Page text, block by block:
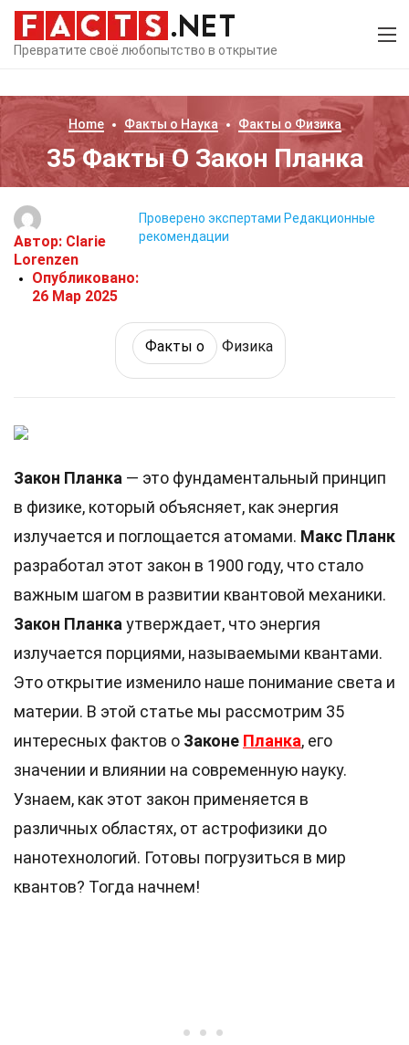
Превратите своё любопытство в открытие
Home Факты о Наука Факты о Физика
35 Факты О Закон Планка
Автор: Clarie
Lorenzen
Опубликовано:
26 Мар 2025
Проверено экспертами Редакционные
рекомендации
Факты о Физика
Закон Планка — это фундаментальный принцип
в физике, который объясняет, как энергия
излучается и поглощается атомами. Макс Планк
разработал этот закон в 1900 году, что стало
важным шагом в развитии квантовой механики.
Закон Планка утверждает, что энергия
излучается порциями, называемыми квантами.
Это открытие изменило наше понимание света и
материи. В этой статье мы рассмотрим 35
интересных фактов о Законе Планка, его
значении и влиянии на современную науку.
Узнаем, как этот закон применяется в
различных областях, от астрофизики до
нанотехнологий. Готовы погрузиться в мир
квантов? Тогда начнем!